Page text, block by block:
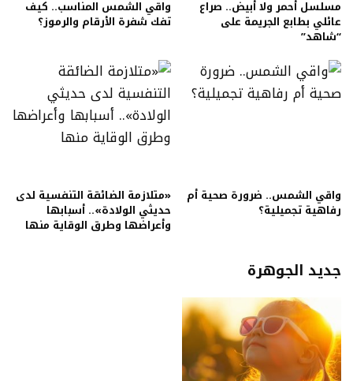
مسلسل أحمر ولا أبيض.. صراع
عائلي بطابع الجريمة على
“شاهد”
واقي الشمس المناسب.. كيف
تفك شفرة الأرقام والرموز؟
واقي الشمس.. ضرورة صحية أم
رفاهية تجميلية؟
«متلازمة الضائقة التنفسية لدى
حديثي الولادة».. أسبابها
وأعراضها وطرق الوقاية منها
جديد الجوهرة